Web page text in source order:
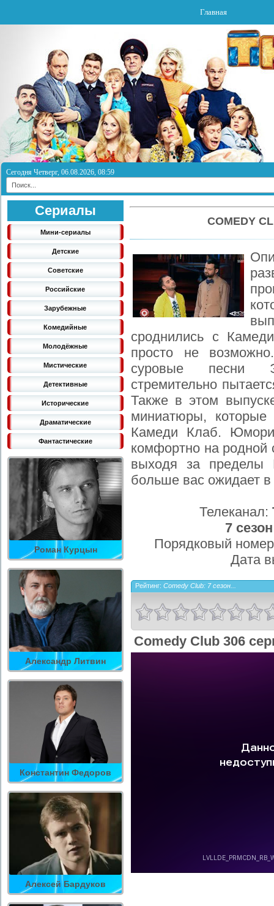
Главная
Сегодня Четверг, 06.08.2026, 08:59
Сериалы
Мини-сериалы
Детские
Советские
Российские
Зарубежные
Комедийные
Молодёжные
Мистические
Детективные
Исторические
Драматические
Фантастические
Роман Курцын
Александр Литвин
Константин Федоров
Алексей Бардуков
COMEDY
сроднились с
просто не
суровые песни
стремительно
Также в этом
миниатюры,
Камеди Клаб.
комфортно на родной
выходя за пределы
больше вас ожидает в
Телеканал:
7 сезон
Порядковый
Дата
Рейтинг: Comedy Club: 7 сезон...
Comedy Club 306